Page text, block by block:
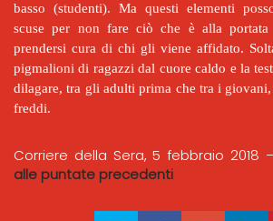
basso (studenti). Ma questi elementi
scuse per non fare ciò che è alla
prendersi cura di chi gli viene affidato.
pigmalioni di ragazzi dal cuore caldo e la
dilagare, tra gli adulti prima che tra i
freddi.
Corriere della Sera, 5 febbraio 2018 –
alle puntate precedenti